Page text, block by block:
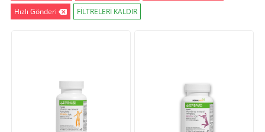
Hızlı Gönderi
FİLTRELERİ KALDIR